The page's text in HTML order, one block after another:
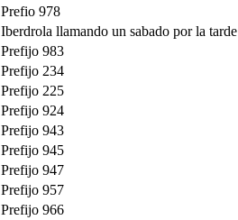
Prefio 978
Iberdrola llamando un sabado por la tarde
Prefijo 983
Prefijo 234
Prefijo 225
Prefijo 924
Prefijo 943
Prefijo 945
Prefijo 947
Prefijo 957
Prefijo 966